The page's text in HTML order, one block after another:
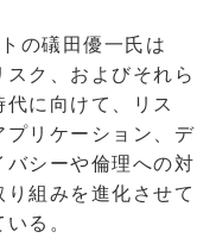
の礒田優一氏は
スク、およびそれら
に向けて、リス
リケーション、デ
シーや倫理への対
組みを進化させて
る。